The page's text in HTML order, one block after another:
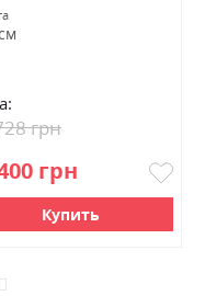
грн
грн
Купить